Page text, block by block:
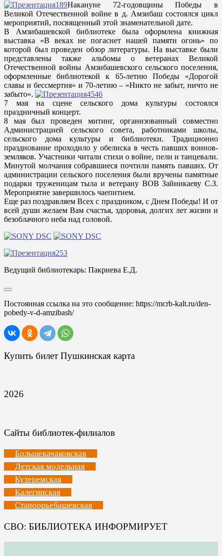
Накануне 72-годовщины Победы в
Великой Отечественной войне в д. Амзибаш состоялся цикл
мероприятий, посвященный этой знаменательной дате.
В Амзибашевской библиотеке была оформлена книжная
выставка «В веках не погаснет нашей памяти огонь» по
которой был проведен обзор литературы. На выставке были
представлены также альбомы о ветеранах Великой
Отечественной войны Амзибашевского сельского поселения,
оформленные библиотекой к 65-летию Победы «Дорогой
славы и бессмертия» и 70-летию – «Никто не забыт, ничто не
забыто».
7 мая на сцене сельского дома культуры состоялся
праздничный концерт.
8 мая был проведен митинг, организованный совместно
Администрацией сельского совета, работниками школы,
сельского дома культуры и библиотеки. Традиционно
празднование проходило у обелиска в честь павших воинов-
земляков. Участники читали стихи о войне, пели и танцевали.
Минутой молчания собравшиеся почтили память павших. От
администрации сельского поселения были вручены памятные
подарки труженицам тыла и ветерану ВОВ Зайникаеву С.З.
Мероприятие завершилось чаепитием.
Еще раз поздравляем Всех с праздником, с Днем Победы! И от
всей души желаем Вам счастья, здоровья, долгих лет жизни и
безоблачного неба над головой.
Ведущий библиотекарь: Пакриева Е.Д.
Постоянная ссылка на это сообщение: https://mcrb-kalt.ru/den-
pobedy-v-d-amzibash/
Купить билет Пушкинская карта
2026
Сайты библиотек-филиалов
Большекачаковская
Детская модельная
Кутеремская
Калегинская
Староорьебашевская
СВО: БИБЛИОТЕКА ИНФОРМИРУЕТ